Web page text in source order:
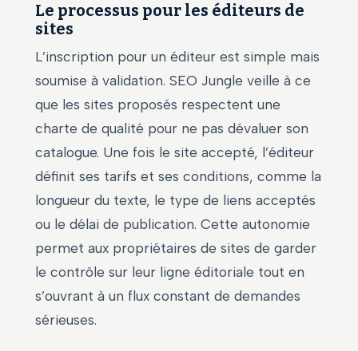
Le processus pour les éditeurs de
sites
L’inscription pour un éditeur est simple mais
soumise à validation. SEO Jungle veille à ce
que les sites proposés respectent une
charte de qualité pour ne pas dévaluer son
catalogue. Une fois le site accepté, l’éditeur
définit ses tarifs et ses conditions, comme la
longueur du texte, le type de liens acceptés
ou le délai de publication. Cette autonomie
permet aux propriétaires de sites de garder
le contrôle sur leur ligne éditoriale tout en
s’ouvrant à un flux constant de demandes
sérieuses.